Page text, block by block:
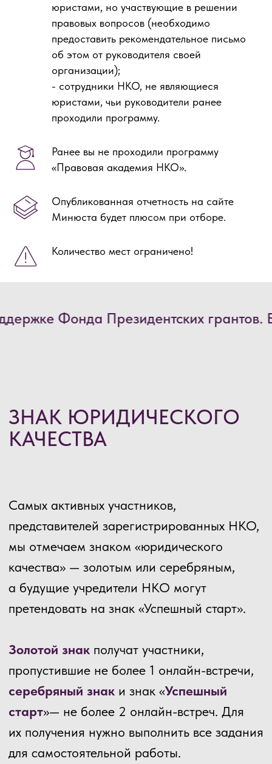
юристами, но участвующие в решении
правовых вопросов (необходимо
предоставить рекомендательное письмо
об этом от руководителя своей
организации);
- сотрудники НКО, не являющиеся
юристами, чьи руководители ранее
проходили программу.
Ранее вы не проходили программу
«Правовая академия НКО».
Опубликованная отчетность на сайте
Минюста будет плюсом при отборе.
Количество мест ограничено!
Президентских грантов.